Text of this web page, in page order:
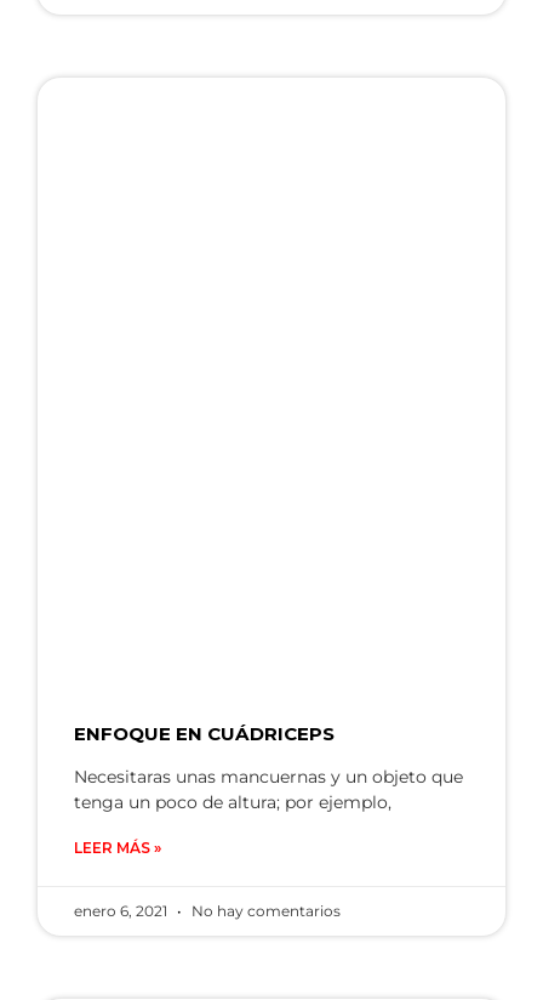
ENFOQUE EN CUÁDRICEPS
Necesitaras unas mancuernas y un objeto que
tenga un poco de altura; por ejemplo,
LEER MÁS »
enero 6, 2021 No hay comentarios